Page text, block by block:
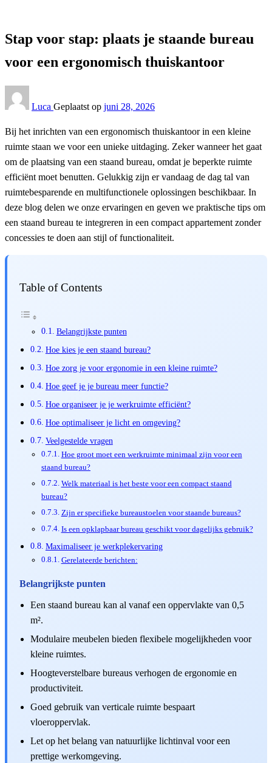
Stap voor stap: plaats je staande bureau
voor een ergonomisch thuiskantoor
Luca Geplaatst op juni 28, 2026
Bij het inrichten van een ergonomisch thuiskantoor in een kleine
ruimte staan we voor een unieke uitdaging. Zeker wanneer het gaat
om de plaatsing van een staand bureau, omdat je beperkte ruimte
efficiënt moet benutten. Gelukkig zijn er vandaag de dag tal van
ruimtebesparende en multifunctionele oplossingen beschikbaar. In
deze blog delen we onze ervaringen en geven we praktische tips om
een staand bureau te integreren in een compact appartement zonder
concessies te doen aan stijl of functionaliteit.
Table of Contents
Belangrijkste punten
Hoe kies je een staand bureau?
Hoe zorg je voor ergonomie in een kleine ruimte?
Hoe geef je je bureau meer functie?
Hoe organiseer je je werkruimte efficiënt?
Hoe optimaliseer je licht en omgeving?
Veelgestelde vragen
Hoe groot moet een werkruimte minimaal zijn voor een
staand bureau?
Welk materiaal is het beste voor een compact staand
bureau?
Zijn er specifieke bureaustoelen voor staande bureaus?
Is een opklapbaar bureau geschikt voor dagelijks gebruik?
Maximaliseer je werkplekervaring
Gerelateerde berichten:
Belangrijkste punten
Een staand bureau kan al vanaf een oppervlakte van 0,5
m².
Modulaire meubelen bieden flexibele mogelijkheden voor
kleine ruimtes.
Hoogteverstelbare bureaus verhogen de ergonomie en
productiviteit.
Goed gebruik van verticale ruimte bespaart
vloeroppervlak.
Let op het belang van natuurlijke lichtinval voor een
prettige werkomgeving.